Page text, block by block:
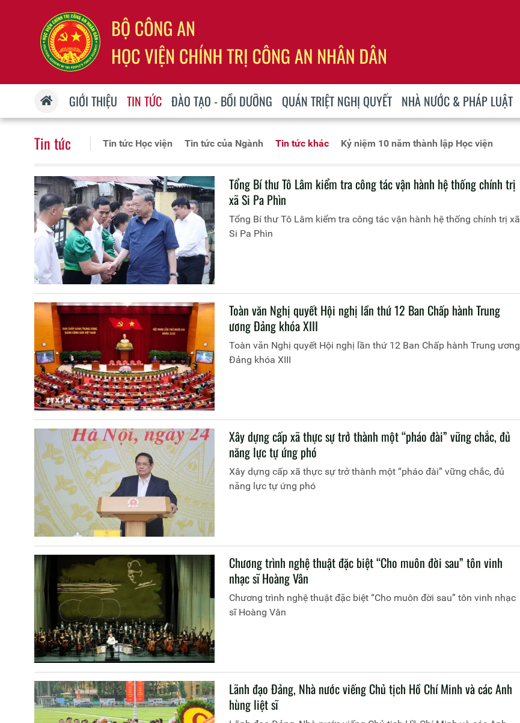
GIỚI THIỆU TIN TỨC ĐÀO TẠO - BỒI DƯỠNG QUÁN TRIỆT NGHỊ QUYẾT NHÀ NƯỚC & PHÁP LUẬT
Tin tức Tin tức Học viện Tin tức của Ngành Tin tức khác Kỷ niệm 10 năm thành lập Học viện
Tổng Bí thư Tô Lâm kiểm tra công tác vận hành hệ thống chính trị
xã Si Pa Phìn
Tổng Bí thư Tô Lâm kiểm tra công tác vận hành hệ thống chính trị xã
Si Pa Phìn
Toàn văn Nghị quyết Hội nghị lần thứ 12 Ban Chấp hành Trung
ương Đảng khóa XIII
Toàn văn Nghị quyết Hội nghị lần thứ 12 Ban Chấp hành Trung ương
Đảng khóa XIII
Xây dựng cấp xã thực sự trở thành một “pháo đài” vững chắc, đủ
năng lực tự ứng phó
Xây dựng cấp xã thực sự trở thành một “pháo đài” vững chắc, đủ
năng lực tự ứng phó
Chương trình nghệ thuật đặc biệt “Cho muôn đời sau” tôn vinh
nhạc sĩ Hoàng Vân
Chương trình nghệ thuật đặc biệt “Cho muôn đời sau” tôn vinh nhạc
sĩ Hoàng Vân
Lãnh đạo Đảng, Nhà nước viếng Chủ tịch Hồ Chí Minh và các Anh
hùng liệt sĩ